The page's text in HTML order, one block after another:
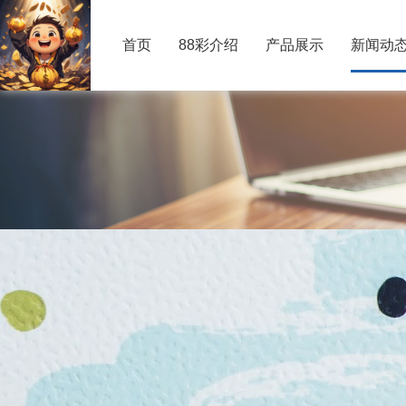
首页 88彩介绍 产品展示 新闻动